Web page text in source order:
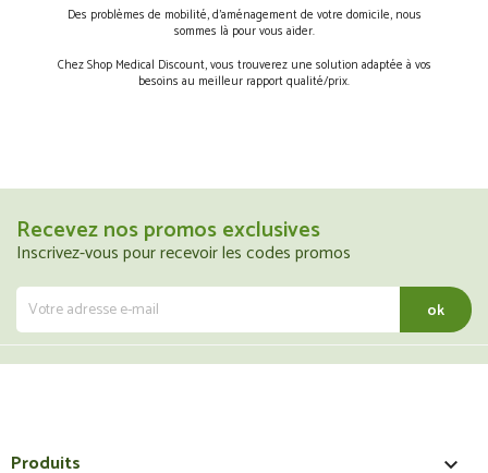
Des problèmes de mobilité, d’aménagement de votre domicile, nous
sommes là pour vous aider.
Chez Shop Medical Discount, vous trouverez une solution adaptée à vos
besoins au meilleur rapport qualité/prix.
Recevez nos promos exclusives
Inscrivez-vous pour recevoir les codes promos
Produits 